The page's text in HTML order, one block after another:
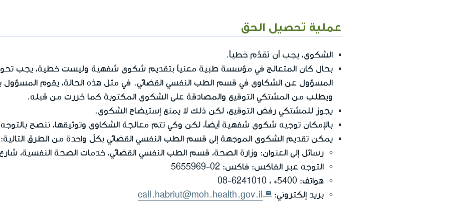
عملية تحصيل الحق
الشكوى، يجب أن تقدَّم خطياً.
بحال كان المتعالج في مؤسسة طبية معنياً بتقديم شكوى شفهية وليست خطية، يجب
المسؤول عن الشكاوى في قسم الطب النفسي القضائي. في مثل هذه الحالة، يقوم المسؤول
ويطلب من المشتكي التوقيع والمصادقة على الشكوى المكتوبة كما حُررت من قبله.
يجوز للمشتكي رفض التوقيع، لكن ذلك لا يمنع إستيضاح الشكوى.
بالإمكان توجيه شكوى شفهية أيضاً، لكن وكي تتم معالجة الشكاوى وتوثيقها، ننصح
يمكن تقديم الشكوى الموجهة إلى قسم الطب النفسي القضائي بكلّ واحدة من الطرق التالية:
رسائل إلى العنوان: وزارة الصحة، قسم الطب النفسي القضائي، خدمات الصحة النفسية، شارع
التوجه عبر الفاكس: فاكس: 02-5655969
هواتف: *5400 ، 08-6241010
بريد إلكتروني:
call.habriut@moh.health.gov.il